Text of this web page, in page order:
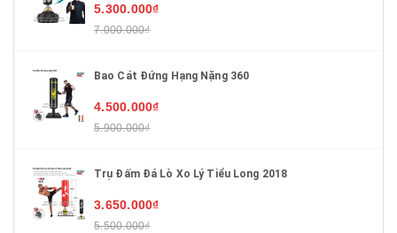
5.300.000₫
7.000.000₫
Bao Cát Đứng Hạng Nặng 360
4.500.000₫
5.900.000₫
Trụ Đấm Đá Lò Xo Lý Tiểu Long 2018
3.650.000₫
5.500.000₫